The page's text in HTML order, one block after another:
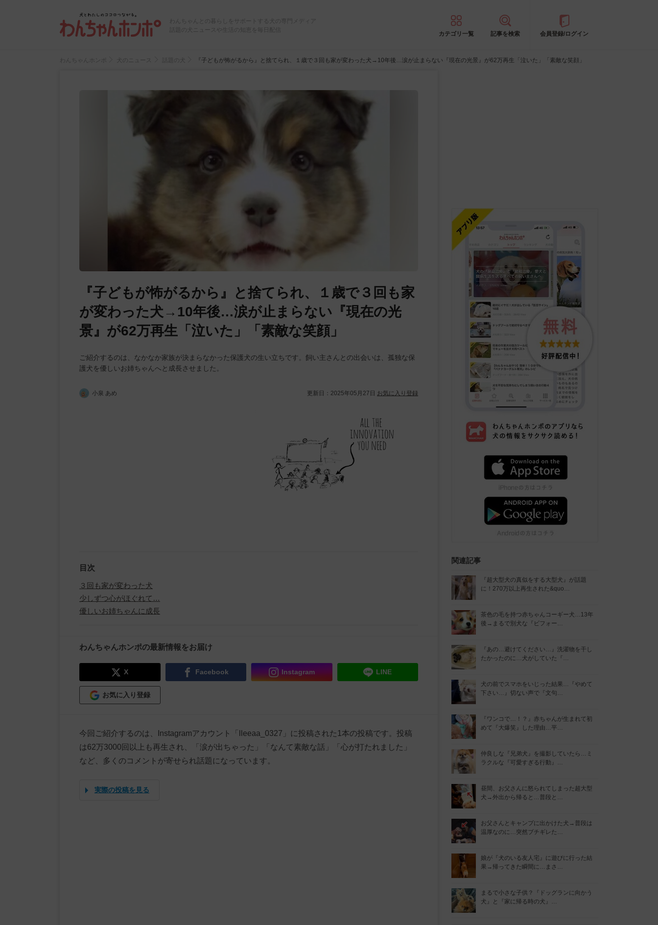
わんちゃんとの暮らしをサポートする犬の専門メディア
話題の犬ニュースや生活の知恵を毎日配信
カテゴリ一覧 記事を検索 会員登録/ログイン
わんちゃんホンポ 犬のニュース 話題の犬 『子どもが怖がるから』と捨てられ、１歳で３回も家が変わった犬→10年後…涙が止まらない『現在の光景』が62万再生「泣いた」「素敵な笑顔」
『子どもが怖がるから』と捨てられ、１歳で３回も家
が変わった犬→10年後…涙が止まらない『現在の光
景』が62万再生「泣いた」「素敵な笑顔」
ご紹介するのは、なかなか家族が決まらなかった保護犬の生い立ちです。飼い主さんとの出会いは、孤独な保
護犬を優しいお姉ちゃんへと成長させました。
小泉 あめ 更新日： 2025年05月27日 お気に入り登録
目次
３回も家が変わった犬
少しずつ心がほぐれて…
優しいお姉ちゃんに成長
わんちゃんホンポの最新情報をお届け
X Facebook Instagram LINE
お気に入り登録
今回ご紹介するのは、Instagramアカウント「lleeaa_0327」に投稿された1本の投稿です。投稿
は62万3000回以上も再生され、「涙が出ちゃった」「なんて素敵な話」「心が打たれました」
など、多くのコメントが寄せられ話題になっています。
実際の投稿を見る
関連記事
『超大型犬の真似をする大型犬』が話題
に！270万以上再生された&quo…
茶色の毛を持つ赤ちゃんコーギー犬…13年
後→まるで別犬な『ビフォー…
『あの…避けてください…』洗濯物を干し
たかったのに…犬がしていた『…
犬の前でスマホをいじった結果…『やめて
下さい…』切ない声で『文句…
『ワンコで…！？』赤ちゃんが生まれて初
めて『大爆笑』した理由…平…
仲良しな『兄弟犬』を撮影していたら…ミ
ラクルな『可愛すぎる行動』…
昼間、お父さんに怒られてしまった超大型
犬→外出から帰ると…普段と…
お父さんとキャンプに出かけた犬→普段は
温厚なのに…突然ブチギレた…
娘が『犬のいる友人宅』に遊びに行った結
果→帰ってきた瞬間に…まさ…
まるで小さな子供？『ドッグランに向かう
犬』と『家に帰る時の犬』…